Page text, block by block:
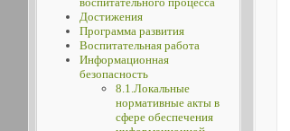
Достижения
Программа развития
Воспитательная работа
Информационная
безопасность
8.1.Локальные
нормативные акты в
сфере обеспечения